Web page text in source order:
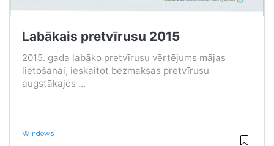
Labākais pretvīrusu 2015
2015. gada labāko pretvīrusu vērtējums mājas
lietošanai, ieskaitot bezmaksas pretvīrusu
augstākajos ...
Windows